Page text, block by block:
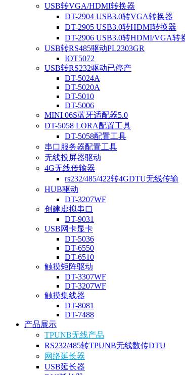
USB转VGA/HDMI转换器
DT-2904 USB3.0转VGA转换器
DT-2905 USB3.0转HDMI转换器
DT-2906 USB3.0转HDMI/VGA转
USB转RS485驱动PL2303GR
IOT5072
USB转RS232驱动已停产
DT-5024A
DT-5020A
DT-5010
DT-5006
MINI 06S蓝牙适配器5.0
DT-5058 LORA配置工具
DT-5058配置工具
串口服务器配置工具
无线投屏器驱动
4G无线传输器
rs232/485/422转4GDTU无线传输
HUB驱动
DT-3207WF
创建虚拟串口
DT-9031
USB网卡显卡
DT-5036
DT-6550
DT-6510
触摸矩阵驱动
DT-3307WF
DT-3207WF
触摸集线器
DT-8081
DT-7488
产品展示
TPUNB无线产品
RS232/485转TPUNB无线数传DTU
网络延长器
USB延长器